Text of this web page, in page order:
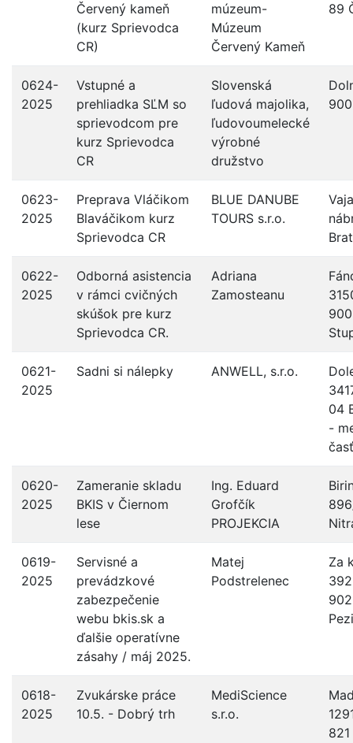
Červený kameň
(kurz Sprievodca
CR)
múzeum-
Múzeum
Červený Kameň
89
0624-
2025
Vstupné a
prehliadka SĽM so
sprievodcom pre
kurz Sprievodca
CR
Slovenská
ľudová majolika,
ľudovoumelecké
výrobné
družstvo
0623-
2025
Preprava Vláčikom
Blaváčikom kurz
Sprievodca CR
BLUE DANUBE
TOURS s.r.o.
0622-
2025
Odborná asistencia
v rámci cvičných
skúšok pre kurz
Sprievodca CR.
Adriana
Zamosteanu
0621-
2025
Sadni si nálepky ANWELL, s.r.o.
04
-
0620-
2025
Zameranie skladu
BKIS v Čiernom
lese
Ing. Eduard
Grofčík
PROJEKCIA
0619-
2025
Servisné a
prevádzkové
zabezpečenie
webu bkis.sk a
ďalšie operatívne
zásahy / máj 2025.
Matej
Podstrelenec
Za
0618-
2025
Zvukárske práce
10.5. - Dobrý trh
MediScience
s.r.o.